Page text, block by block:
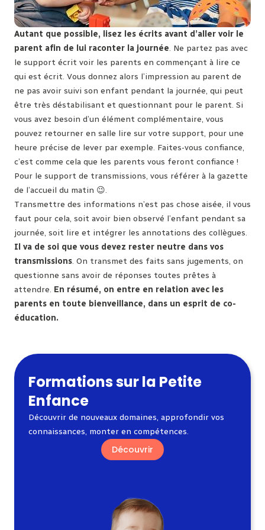
Autant que possible, lisez les écrits avant d’aller voir le
parent afin de lui raconter la journée. Ne partez pas avec
le support écrit voir les parents en commençant à lire ce
qui est écrit. Vous donnez alors l’impression au parent de
ne pas avoir suivi son enfant pendant la journée, qui peut
être très déstabilisant et questionnant pour le parent. Si
vous avez besoin d’un élément complémentaire, vous
pouvez retourner en salle lire sur votre support, pour une
heure précise de lever par exemple. Faites-vous confiance,
c’est comme cela que les parents vous feront confiance !
Pour le support de transmissions, vous référer à la gazette
de l’accueil du matin 😉.
Transmettre des informations n’est pas chose aisée, il vous
faut pour cela, soit avoir bien observé l’enfant pendant sa
journée, soit lire et intégrer les annotations des collègues.
Il va de soi que vous devez rester neutre dans vos
transmissions. On transmet des faits sans jugements, on
questionne sans avoir de réponses toutes prêtes à
attendre. En résumé, on entre en relation avec les
parents en toute bienveillance, dans un esprit de co-
éducation.
Formations sur la Petite
Enfance
Découvrir de nouveaux domaines, approfondir vos
connaissances, monter en compétences.
Découvrir